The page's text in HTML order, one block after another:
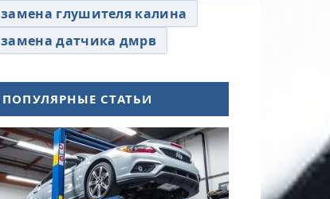
замена глушителя калина
замена датчика дмрв
ПОПУЛЯРНЫЕ СТАТЬИ